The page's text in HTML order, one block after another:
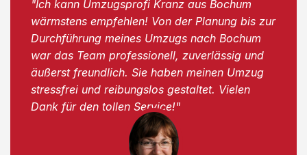
"Ich kann Umzugsprofi Kranz aus Bochum
wärmstens empfehlen! Von der Planung bis zur
Durchführung meines Umzugs nach Bochum
war das Team professionell, zuverlässig und
äußerst freundlich. Sie haben meinen Umzug
stressfrei und reibungslos gestaltet. Vielen
Dank für den tollen Service!"